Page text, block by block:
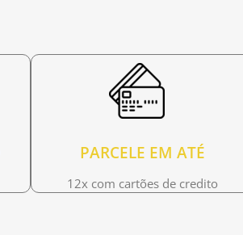
PARCELE EM ATÉ
12x com cartões de credito